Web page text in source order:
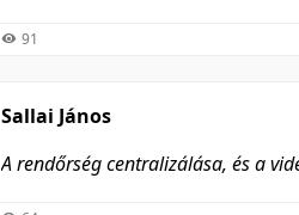
91
Sallai János
A rendőrség centralizálása, és a